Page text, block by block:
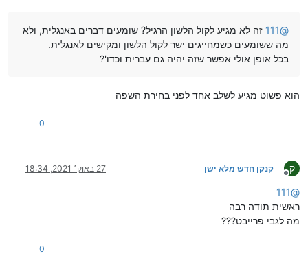
@
111 זה לא מגיע לקול הלשון הרגיל? שומעים דברים באנגלית, ולא
מה ששומעים כשמחייגים ישר לקול הלשון ומקישים לאנגלית.
בכל אופן אולי אפשר שזה יהיה גם עברית וכדו'?
הוא פשוט מגיע לשלב אחד לפני בחירת השפה
0
ק
מנותק
קנקן חדש מלא ישן 27 באוק׳ 2021, 18:34
@
111
ראשית תודה רבה
מה לגבי פרייבט???
0